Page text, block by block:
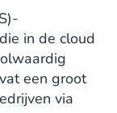
in de cloud
een groot
via